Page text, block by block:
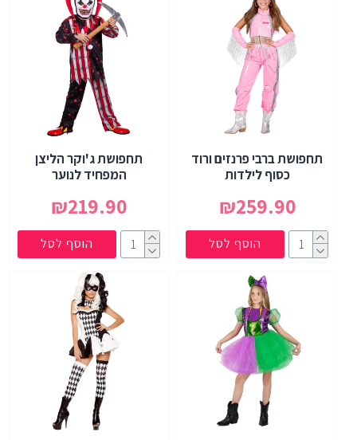
תחפושת ברבי פרנזים ורוד
כסוף לילדות
₪259.90
הוסף לסל
תחפושת ג'וקר הליצן
המפחיד לנוער
₪219.90
הוסף לסל